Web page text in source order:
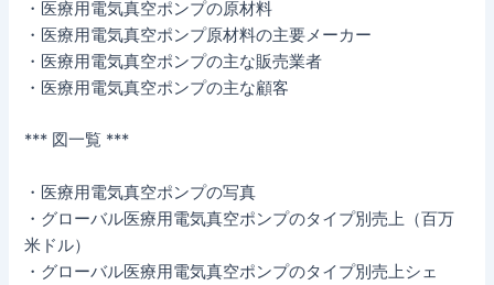
・医療用電気真空ポンプの原材料
・医療用電気真空ポンプ原材料の主要メーカー
・医療用電気真空ポンプの主な販売業者
・医療用電気真空ポンプの主な顧客
*** 図一覧 ***
・医療用電気真空ポンプの写真
・グローバル医療用電気真空ポンプのタイプ別売上（百万
米ドル）
・グローバル医療用電気真空ポンプのタイプ別売上シェ